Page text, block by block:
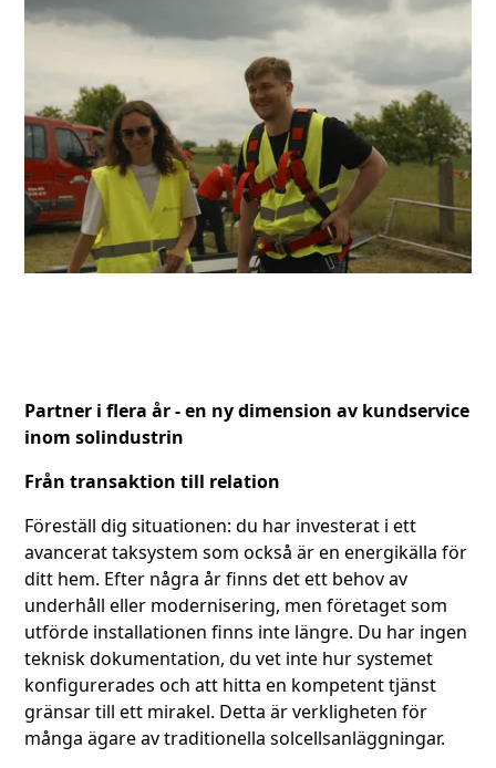
Partner i flera år - en ny dimension av kundservice
inom solindustrin
Från transaktion till relation
Föreställ dig situationen: du har investerat i ett
avancerat taksystem som också är en energikälla för
ditt hem. Efter några år finns det ett behov av
underhåll eller modernisering, men företaget som
utförde installationen finns inte längre. Du har ingen
teknisk dokumentation, du vet inte hur systemet
konfigurerades och att hitta en kompetent tjänst
gränsar till ett mirakel. Detta är verkligheten för
många ägare av traditionella solcellsanläggningar.